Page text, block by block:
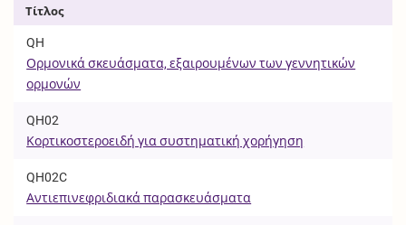
Τίτλος
QH
Ορμονικά σκευάσματα, εξαιρουμένων των γεννητικών
ορμονών
QH02
Κορτικοστεροειδή για συστηματική χορήγηση
QH02C
Αντιεπινεφριδιακά παρασκευάσματα